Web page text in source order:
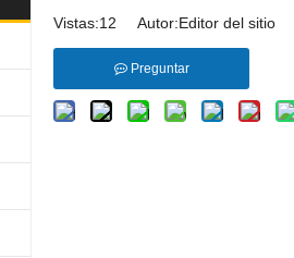
Vistas:12 Autor:Editor del sitio
Preguntar